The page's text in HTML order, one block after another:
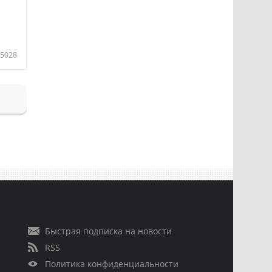
5028
Быстрая подписка на новости
RSS
Политика конфиденциальности